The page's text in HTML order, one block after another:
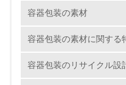
容器包装の素材
容器包装の素材に関する
容器包装のリサイクル設